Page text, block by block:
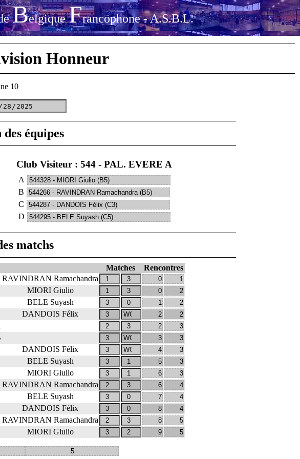
BelgiqueFrancophone - A.S.B.L.
Honneur
10
équipes
Club Visiteur : 544 - PAL. EVERE A
A
B
C
D
matchs
Matches
Rencontres
RAVINDRAN Ramachandra
MIORI Giulio
BELE Suyash
DANDOIS Félix
DANDOIS Félix
BELE Suyash
MIORI Giulio
RAVINDRAN Ramachandra
BELE Suyash
DANDOIS Félix
RAVINDRAN Ramachandra
MIORI Giulio